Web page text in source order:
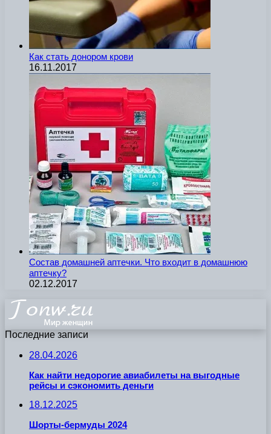
Как стать донором крови
16.11.2017
Состав домашней аптечки. Что входит в домашнюю
аптечку?
02.12.2017
Последние записи
28.04.2026
Как найти недорогие авиабилеты на выгодные
рейсы и сэкономить деньги
18.12.2025
Шорты-бермуды 2024